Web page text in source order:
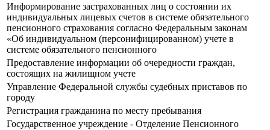
Информирование застрахованных лиц о состоянии их
индивидуальных лицевых счетов в системе обязательного
пенсионного страхования согласно Федеральным законам
«Об индивидуальном (персонифицированном) учете в
системе обязательного пенсионного
Предоставление информации об очередности граждан,
состоящих на жилищном учете
Управление Федеральной службы судебных приставов по
городу
Регистрация гражданина по месту пребывания
Государственное учреждение - Отделение Пенсионного